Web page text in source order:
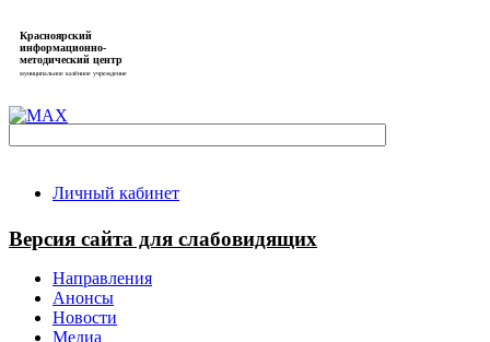
Красноярский
информационно-
методический центр
муниципальное казённое учреждение
Личный кабинет
Версия сайта для слабовидящих
Направления
Анонсы
Новости
Медиа